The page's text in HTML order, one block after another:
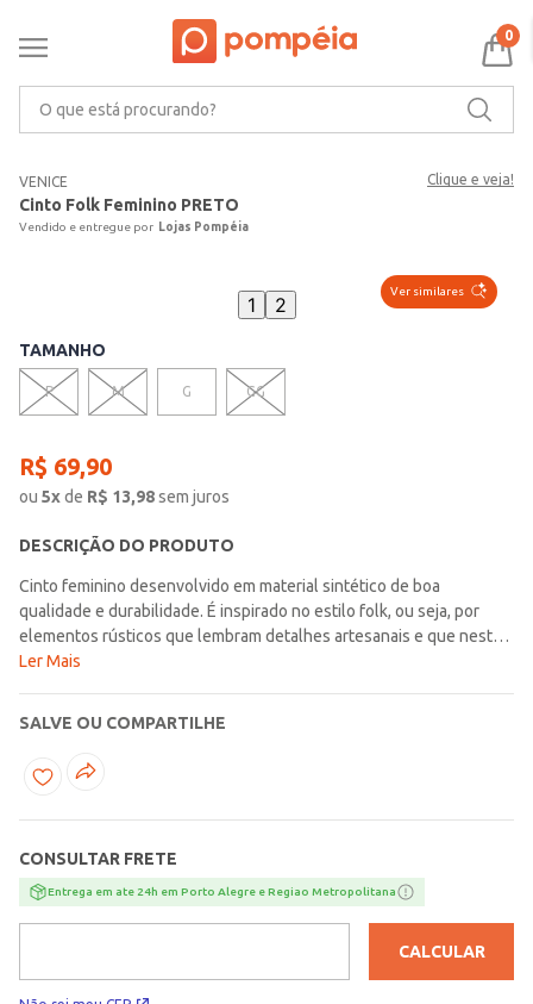
0
VENICE Clique e veja!
Cinto Folk Feminino PRETO
Lojas Pompéia
Ver similares
1 2
TAMANHO
P M G GG
R$ 69,90
ou 5xde R$ 13,98sem juros
DESCRIÇÃO DO PRODUTO
Cinto feminino desenvolvido em material sintético de boa
qualidade e durabilidade. É inspirado no estilo folk, ou seja, por
elementos rústicos que lembram detalhes artesanais e que neste
acessório se caracteriza pelos desenhos de flores em toda a
complementar com muito estilo às suas produções!\n\nMaterial:
Ler Mais
SALVE OU COMPARTILHE
CONSULTAR FRETE
Entrega em ate 24h em Porto Alegre e Regiao Metropolitana
CALCULAR